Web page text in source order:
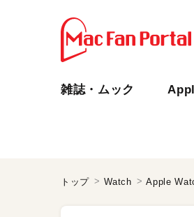
雑誌・ムック
トップ Watch Apple